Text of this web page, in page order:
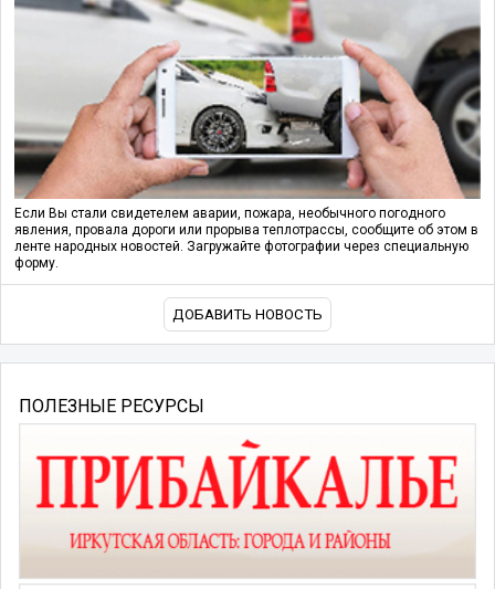
Если Вы стали свидетелем аварии, пожара, необычного погодного
явления, провала дороги или прорыва теплотрассы, сообщите об этом в
ленте народных новостей. Загружайте фотографии через специальную
форму.
ДОБАВИТЬ НОВОСТЬ
ПОЛЕЗНЫЕ РЕСУРСЫ